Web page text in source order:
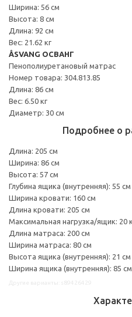
Ширина: 56 см
Высота: 8 см
Длина: 92 см
Вес: 21.62 кг
ÅSVANG ОСВАНГ
Пенополиуретановый матрас
Номер товара: 304.813.85
Длина: 86 см
Вес: 6.50 кг
Диаметр: 30 см
Подробнее о
Длина: 205 см
Ширина: 86 см
Высота: 57 см
Глубина ящика (внутренняя): 55 см
Ширина кровати: 160 см
Длина кровати: 205 см
Максимальная нагрузка/ящик: 20
Длина матраса: 200 см
Ширина матраса: 80 см
Высота ящика (внутренняя): 21 см
Ширина ящика (внутренняя): 85 см